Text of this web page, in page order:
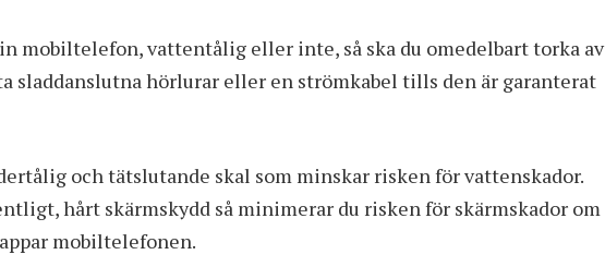
mobiltelefon, vattentålig eller inte, så ska du omedelbart torka av
sladdanslutna hörlurar eller en strömkabel tills den är garanterat
och tätslutande skal som minskar risken för vattenskador.
hårt skärmskydd så minimerar du risken för skärmskador om
mobiltelefonen.